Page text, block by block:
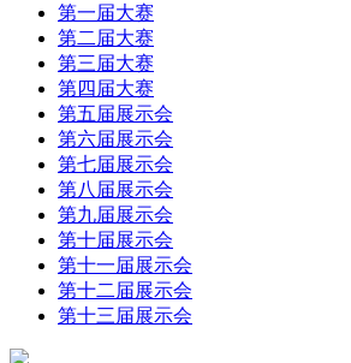
第一届大赛
第二届大赛
第三届大赛
第四届大赛
第五届展示会
第六届展示会
第七届展示会
第八届展示会
第九届展示会
第十届展示会
第十一届展示会
第十二届展示会
第十三届展示会